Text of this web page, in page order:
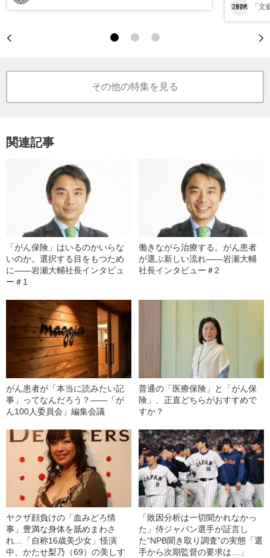
「
その他の特集を見る
関連記事
「がん保険」はいるのかいらな
いのか。選択する目をもつため
に――岩瀬大輔社長インタビュ
ー＃1
働きながら治療する。がん患者
が選ぶ新しい流れ――岩瀬大輔
社長インタビュー＃2
がん患者が「本当に読みたい記
事」ってなんだろう？――「が
ん100人委員会」編集会議
普通の「医療保険」と「がん保
険」、正直どちらがおすすめで
すか？
ヤクザ顔負けの「血みどろ情
事」豊満な身体を舐めまわさ
れ…「自称16歳美少女」怪演
中、かたせ梨乃（69）の美しす
「敗因分析は一切聞かれなかっ
た」侍ジャパン選手が証言し
た“NPB聞き取り調査”の実態「選
手から次期監督の要求は…」